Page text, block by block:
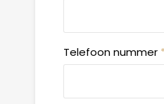
Telefoon nummer *